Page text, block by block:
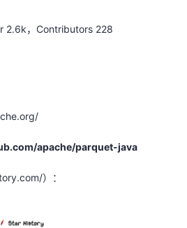
2.6k， Contributors 228
apache/parquet-java
）：